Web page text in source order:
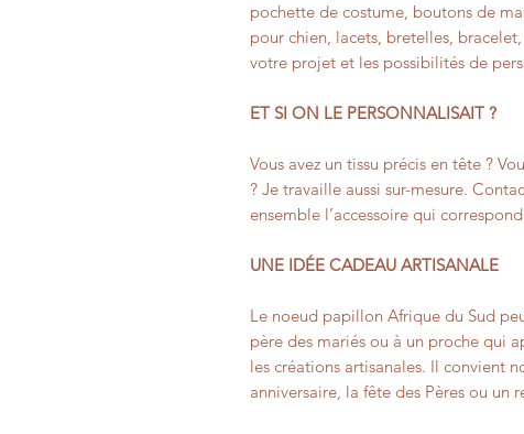
pochette de costume, boutons de
pour chien, lacets, bretelles,
votre projet et les possibilités de
ET SI ON LE PERSONNALISAIT ?
Vous avez un tissu précis en tête ?
? Je travaille aussi sur-mesure.
ensemble l’accessoire qui
UNE IDÉE CADEAU ARTISANALE
Le noeud papillon Afrique du Sud
père des mariés ou à un proche qui
les créations artisanales. Il convient
anniversaire, la fête des Pères ou un